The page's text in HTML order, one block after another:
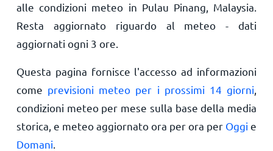
alle condizioni meteo in Pulau Pinang, Malaysia.
Resta aggiornato riguardo al meteo - dati
aggiornati ogni 3 ore.
Questa pagina fornisce l'accesso ad informazioni
come previsioni meteo per i prossimi 14 giorni
condizioni meteo per mese sulla base della media
storica, e meteo aggiornato ora per ora per Oggi e
Domani